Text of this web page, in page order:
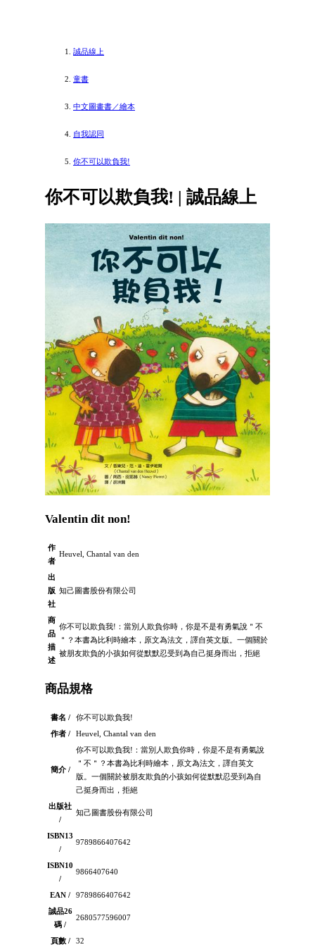
誠品線上
童書
中文圖畫書／繪本
自我認同
你不可以欺負我!
你不可以欺負我! | 誠品線上
Valentin dit non!
作
者
Heuvel, Chantal van den
出
版
社
知己圖書股份有限公司
商
品
描
述
你不可以欺負我!：當別人欺負你時，你是不是有勇氣說＂不
＂？本書為比利時繪本，原文為法文，譯自英文版。一個關於
被朋友欺負的小孩如何從默默忍受到為自己挺身而出，拒絕
商品規格
書名 /
你不可以欺負我!
作者 /
Heuvel, Chantal van den
簡介 /
你不可以欺負我!：當別人欺負你時，你是不是有勇氣說
＂不＂？本書為比利時繪本，原文為法文，譯自英文
版。一個關於被朋友欺負的小孩如何從默默忍受到為自
己挺身而出，拒絕
出版社
/
知己圖書股份有限公司
ISBN13
/
9789866407642
ISBN10
/
9866407640
EAN /
9789866407642
誠品26
碼 /
2680577596007
頁數 / 32